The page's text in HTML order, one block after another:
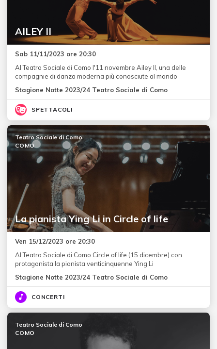
AILEY II
Sab 11/11/2023 ore 20:30
Al Teatro Sociale di Como l'11 novembre Ailey II, una delle
compagnie di danza moderna più conosciute al mondo
Stagione Notte 2023/24 Teatro Sociale di Como
SPETTACOLI
La pianista Ying Li in Circle of life
Teatro Sociale di Como
COMO
Ven 15/12/2023 ore 20:30
Al Teatro Sociale di Como Circle of life (15 dicembre) con
protagonista la pianista venticinquenne Ying Li
Stagione Notte 2023/24 Teatro Sociale di Como
CONCERTI
Teatro Sociale di Como
COMO